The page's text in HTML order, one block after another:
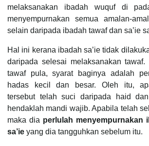
melaksanakan ibadah wuquf di
menyempurnakan semua amalan-
selain daripada ibadah tawaf dan sa’ie
Hal ini kerana ibadah sa’ie tidak
daripada selesai melaksanakan tawaf.
tawaf pula, syarat baginya adalah
hadas kecil dan besar. Oleh itu,
tersebut telah suci daripada haid
hendaklah mandi wajib. Apabila telah
maka dia perlulah menyempurnakan
sa’ie yang dia tangguhkan sebelum itu.